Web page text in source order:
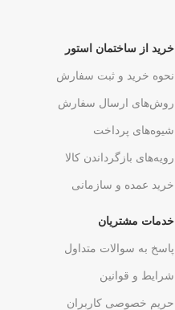
خرید از ساختمان استور
نحوه خرید و ثبت سفارش
روش‌های ارسال سفارش
شیوه‌های پرداخت
رویه‌های بازگرداندن کالا
خرید عمده و سازمانی
خدمات مشتریان
پاسخ به سوالات متداول
شرایط و قوانین
حریم خصوصی کاربران